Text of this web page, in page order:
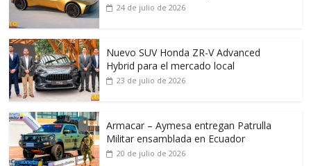
24 de julio de 2026
Nuevo SUV Honda ZR-V Advanced
Hybrid para el mercado local
23 de julio de 2026
Armacar – Aymesa entregan Patrulla
Militar ensamblada en Ecuador
20 de julio de 2026